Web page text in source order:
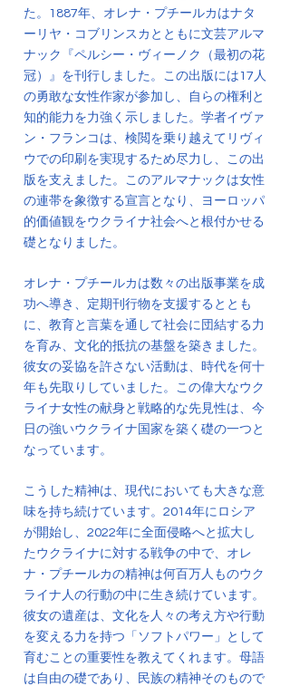
た。1887年、オレナ・プチールカはナタ
ーリヤ・コブリンスカとともに文芸アルマ
ナック『ペルシー・ヴィーノク（最初の花
冠）』を刊行しました。この出版には17人
の勇敢な女性作家が参加し、自らの権利と
知的能力を力強く示しました。学者イヴァ
ン・フランコは、検閲を乗り越えてリヴィ
ウでの印刷を実現するため尽力し、この出
版を支えました。このアルマナックは女性
の連帯を象徴する宣言となり、ヨーロッパ
的価値観をウクライナ社会へと根付かせる
礎となりました。
オレナ・プチールカは数々の出版事業を成
功へ導き、定期刊行物を支援するととも
に、教育と言葉を通して社会に団結する力
を育み、文化的抵抗の基盤を築きました。
彼女の妥協を許さない活動は、時代を何十
年も先取りしていました。この偉大なウク
ライナ女性の献身と戦略的な先見性は、今
日の強いウクライナ国家を築く礎の一つと
なっています。
こうした精神は、現代においても大きな意
味を持ち続けています。2014年にロシア
が開始し、2022年に全面侵略へと拡大し
たウクライナに対する戦争の中で、オレ
ナ・プチールカの精神は何百万人ものウク
ライナ人の行動の中に生き続けています。
彼女の遺産は、文化を人々の考え方や行動
を変える力を持つ「ソフトパワー」として
育むことの重要性を教えてくれます。母語
は自由の礎であり、民族の精神そのもので